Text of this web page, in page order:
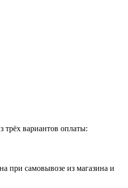
вариантов оплаты:
при самовывозе из магазина и